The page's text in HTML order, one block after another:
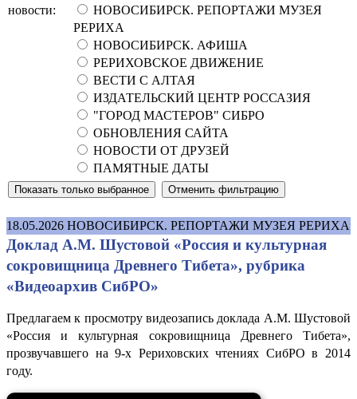
новости:
НОВОСИБИРСК. РЕПОРТАЖИ МУЗЕЯ
РЕРИХА
НОВОСИБИРСК. АФИША
РЕРИХОВСКОЕ ДВИЖЕНИЕ
ВЕСТИ С АЛТАЯ
ИЗДАТЕЛЬСКИЙ ЦЕНТР РОССАЗИЯ
"ГОРОД МАСТЕРОВ" СИБРО
ОБНОВЛЕНИЯ САЙТА
НОВОСТИ ОТ ДРУЗЕЙ
ПАМЯТНЫЕ ДАТЫ
18.05.2026 НОВОСИБИРСК. РЕПОРТАЖИ МУЗЕЯ РЕРИХА
Доклад А.М. Шустовой «Россия и культурная
сокровищница Древнего Тибета», рубрика
«Видеоархив СибРО»
Предлагаем к просмотру видеозапись доклада А.М. Шустовой
«Россия и культурная сокровищница Древнего Тибета»,
прозвучавшего на 9-х Рериховских чтениях СибРО в 2014
году.